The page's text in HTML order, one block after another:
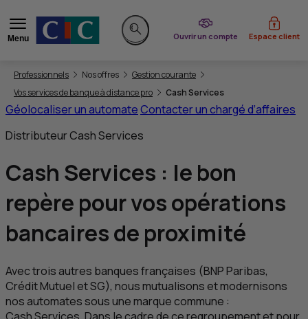
Menu
Rechercher sur le site
Ouvrir un compte
du CIC Espace client
Vous êtes ici:
Professionnels Nos offres
Gestion courante
Vos services de banque à distance pro
Cash Services
Géolocaliser un automateContacter un chargé d’affaires
Distributeur Cash Services
Cash Services : le bon
repère pour vosopérations
bancaires de proximité
Avec trois autres banques françaises (BNPParibas,
Crédit Mutuel etSG), nous mutualisons et modernisons
nos automates sous une marque commune :